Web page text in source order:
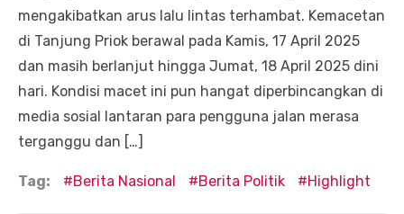
mengakibatkan arus lalu lintas terhambat. Kemacetan
di Tanjung Priok berawal pada Kamis, 17 April 2025
dan masih berlanjut hingga Jumat, 18 April 2025 dini
hari. Kondisi macet ini pun hangat diperbincangkan di
media sosial lantaran para pengguna jalan merasa
terganggu dan […]
Tag: Berita Nasional Berita Politik Highlight